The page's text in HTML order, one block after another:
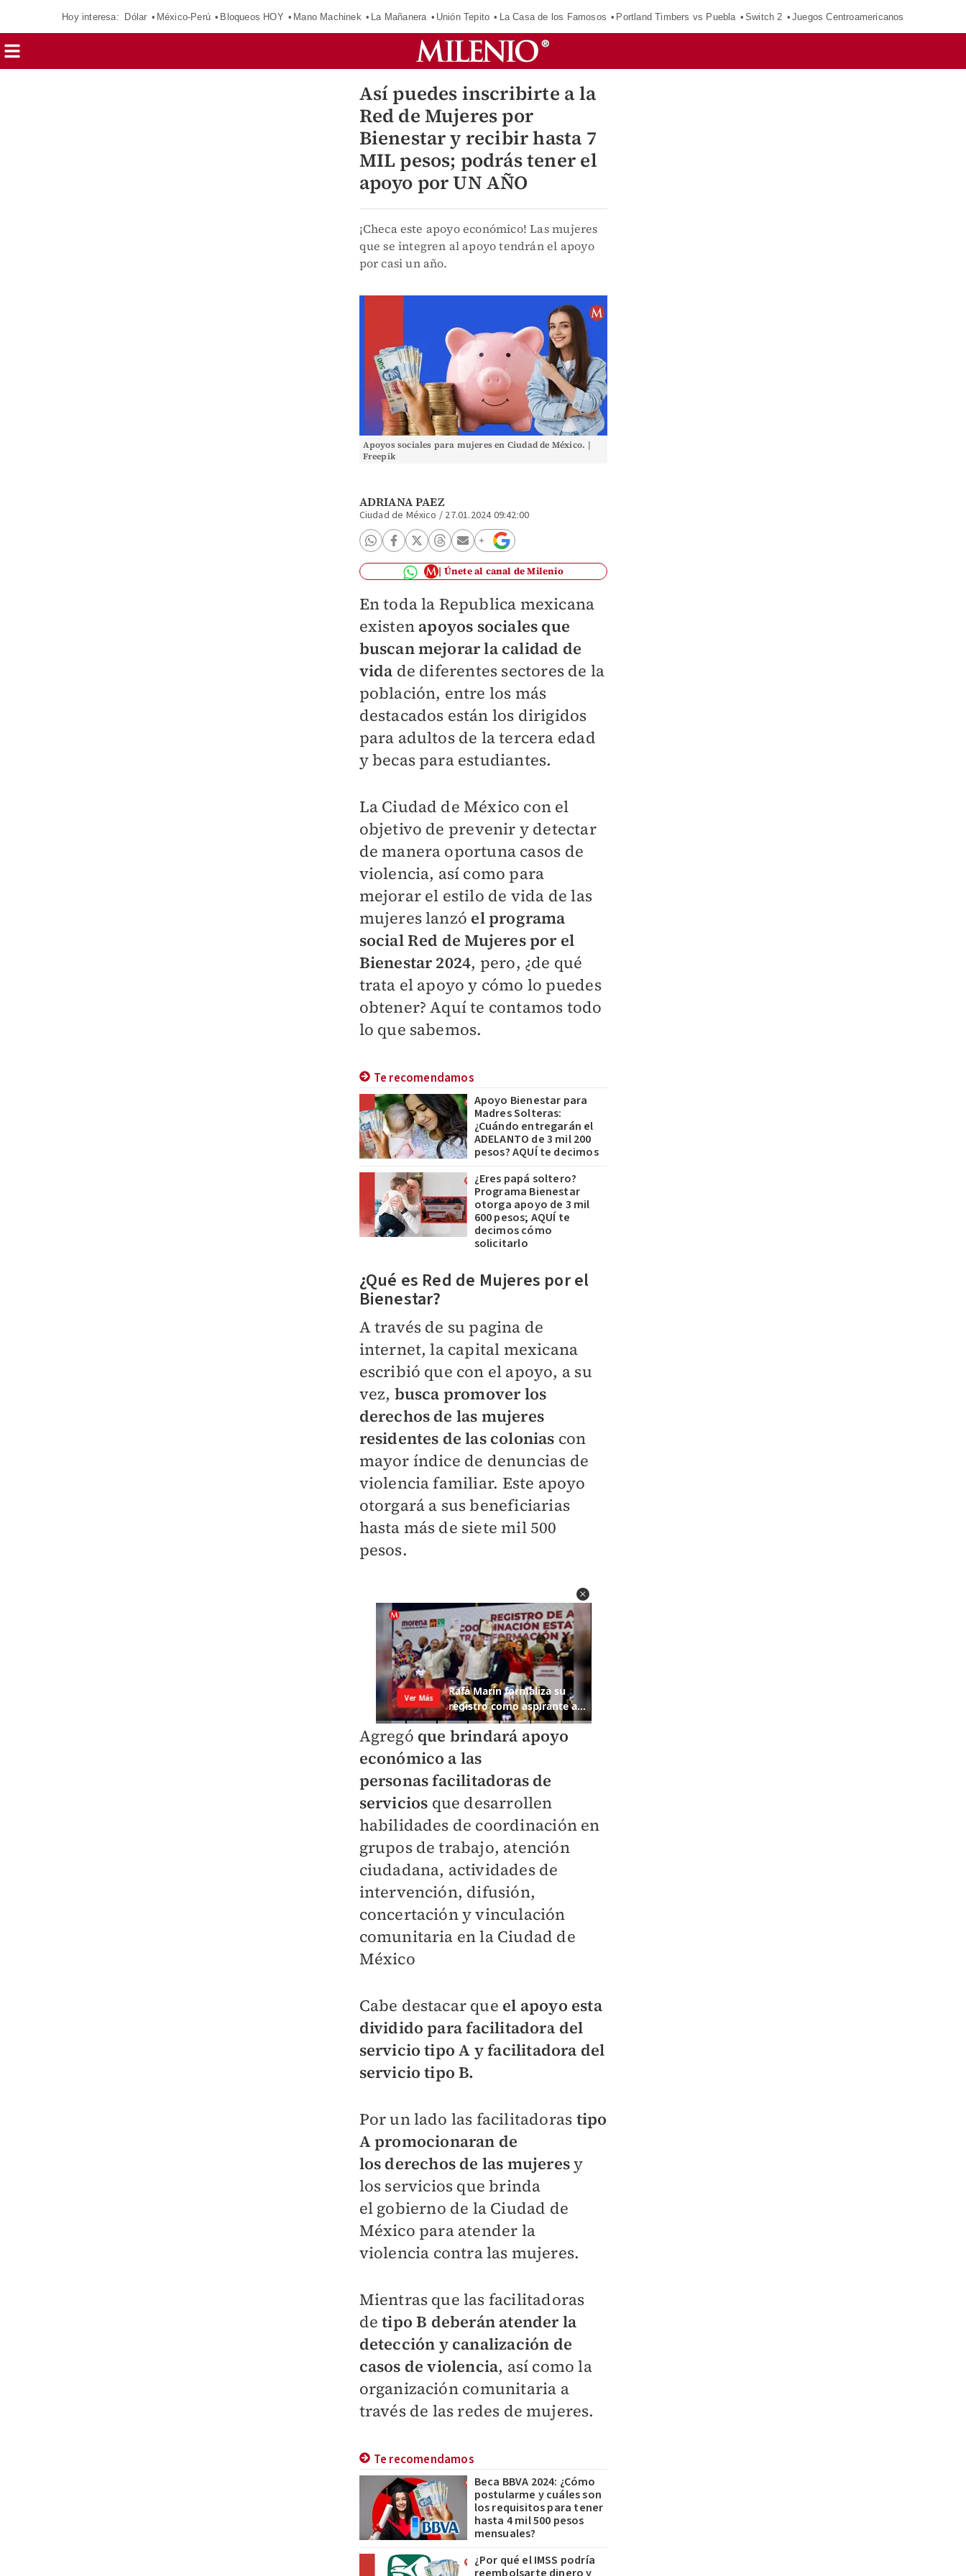
Hoy interesa: Dólar México-Perú Bloqueos HOY Mano Machinek La Mañanera Unión Tepito La Casa de los Famosos Portland Timbers vs Puebla Switch 2 Juegos Centroamericanos
Así puedes inscribirte a la
Red de Mujeres por
Bienestar y recibir hasta 7
MIL pesos; podrás tener el
apoyo por UN AÑO
¡Checa este apoyo económico! Las mujeres
que se integren al apoyo tendrán el apoyo
por casi un año.
Apoyos sociales para mujeres en Ciudad de México. |
Freepik
ADRIANA PAEZ
Ciudad de México / 27.01.2024 09:42:00
Únete al canal de Milenio
En toda la Republica mexicana
existenapoyos sociales que
buscan mejorar la calidad de
vida de diferentes sectores de la
población, entre los más
destacados están los dirigidos
para adultos de la tercera edad
y becas para estudiantes.
La Ciudad de México con el
objetivo de prevenir y detectar
de manera oportuna casos de
violencia, así como para
mejorar el estilo de vida de las
mujeres lanzó el programa
socialRed de Mujeres por el
Bienestar 2024, pero, ¿de qué
trata el apoyo y cómo lo puedes
obtener? Aquí te contamos todo
lo que sabemos.
Te recomendamos
Apoyo Bienestar para
Madres Solteras:
¿Cuándo entregarán el
ADELANTO de 3 mil 200
pesos? AQUÍ te decimos
¿Eres papá soltero?
Programa Bienestar
otorga apoyo de 3 mil
600 pesos; AQUÍ te
decimos cómo
solicitarlo
¿Qué es Red de Mujeres por el
Bienestar?
A través de su pagina de
internet, la capital mexicana
escribió que con el apoyo, a su
vez, busca promover los
derechos de las mujeres
residentes de las colonias con
mayor índice de denuncias de
violencia familiar. Este apoyo
otorgará a sus beneficiarias
hasta más de siete mil 500
pesos.
Agregó que brindará apoyo
económico a las
personasfacilitadoras de
servicios que desarrollen
habilidades de coordinación en
grupos de trabajo, atención
ciudadana, actividades de
intervención, difusión,
concertación y vinculación
comunitaria en la Ciudad de
México
Cabe destacar que el apoyo esta
dividido para facilitadora del
servicio tipo A y facilitadora del
servicio tipo B.
Por un lado las facilitadoras tipo
A promocionaran de
los derechos de las mujeresy
los servicios que brinda
el gobierno de la Ciudad de
México para atender la
violencia contra las mujeres.
Mientras que las facilitadoras
detipo B deberán atender la
detección y canalización de
casos deviolencia, así como la
organización comunitaria a
través de las redes de mujeres.
Te recomendamos
Beca BBVA 2024: ¿Cómo
postularme y cuáles son
los requisitos para tener
hasta 4 mil 500 pesos
mensuales?
¿Por qué el IMSS podría